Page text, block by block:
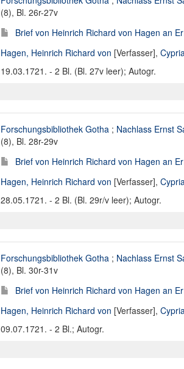
(8), Bl. 26r-27v
Brief von Heinrich Richard von Hagen an
Hagen, Heinrich Richard von [Verfasser],
19.03.1721. - 2 Bl. (Bl. 27v leer); Autogr.
Forschungsbibliothek Gotha ; Nachlass Ernst
(8), Bl. 28r-29v
Brief von Heinrich Richard von Hagen an
Hagen, Heinrich Richard von [Verfasser],
28.05.1721. - 2 Bl. (Bl. 29r/v leer); Autogr.
Forschungsbibliothek Gotha ; Nachlass Ernst
(8), Bl. 30r-31v
Brief von Heinrich Richard von Hagen an
Hagen, Heinrich Richard von [Verfasser],
09.07.1721. - 2 Bl.; Autogr.